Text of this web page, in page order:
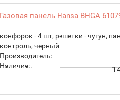
Газовая панель Hansa BHGA
конфорок - 4 шт, решетки - чугун,
контроль, черный
Производитель:
Наличие: